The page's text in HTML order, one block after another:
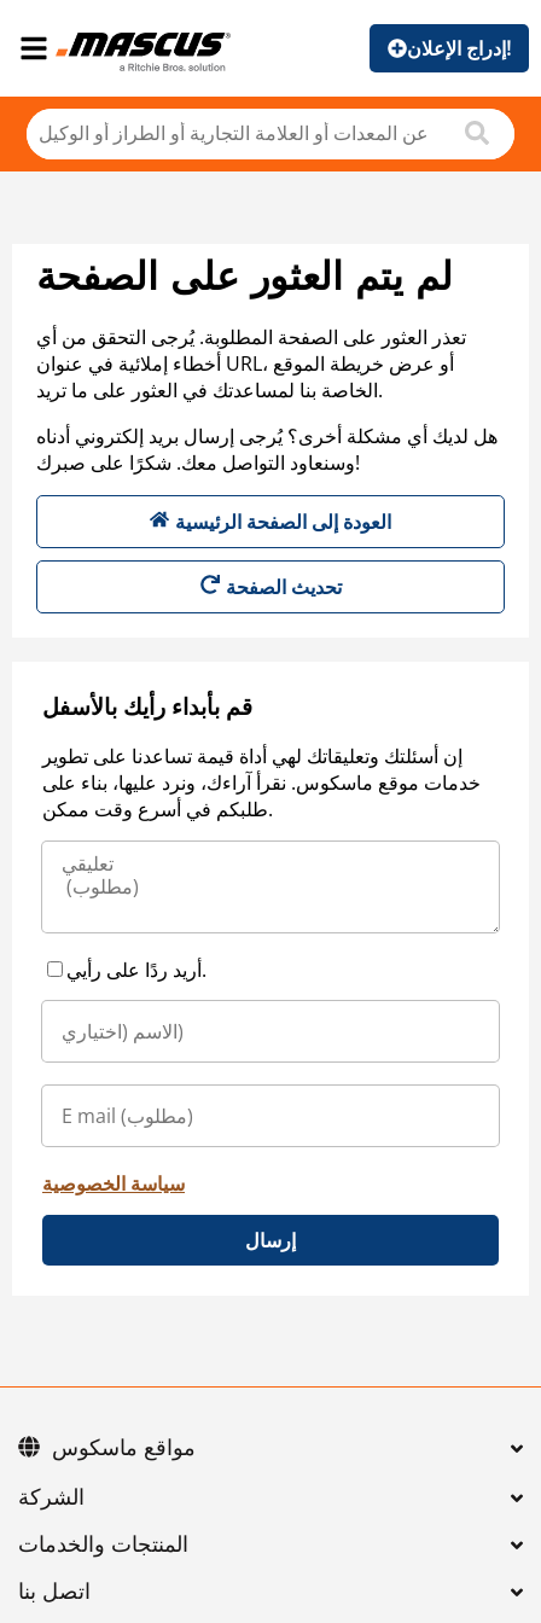
إدراج الإعلان!
لم يتم العثور على الصفحة
تعذر العثور على الصفحة المطلوبة. يُرجى التحقق من أي
أخطاء إملائية في عنوان URL، أو عرض خريطة الموقع
الخاصة بنا لمساعدتك في العثور على ما تريد.
هل لديك أي مشكلة أخرى؟ يُرجى إرسال بريد إلكتروني أدناه
وسنعاود التواصل معك. شكرًا على صبرك!
العودة إلى الصفحة الرئيسية
تحديث الصفحة
قم بأبداء رأيك بالأسفل
إن أسئلتك وتعليقاتك لهي أداة قيمة تساعدنا على تطوير
خدمات موقع ماسكوس. نقرأ آراءك، ونرد عليها، بناء على
طلبكم في أسرع وقت ممكن.
أريد ردًا على رأيي.
سياسة الخصوصية
إرسال
اتصل بنا
مواقع ماسكوس